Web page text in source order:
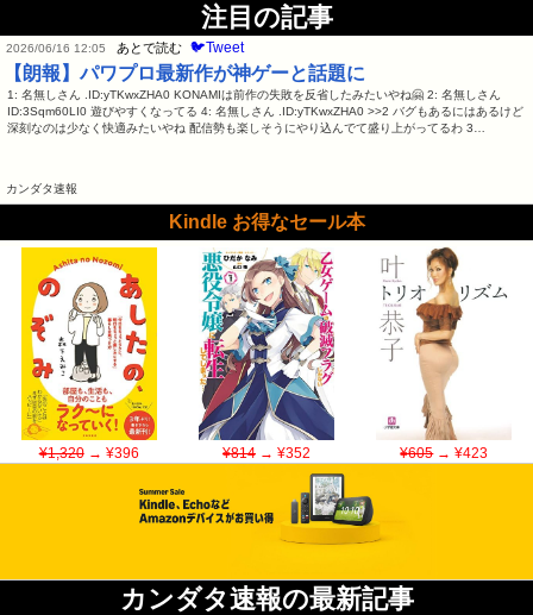
注目の記事
2026/06/16 12:05 あとで読む 🐦Tweet
【朗報】パワプロ最新作が神ゲーと話題に
1: 名無しさん .ID:yTKwxZHA0 KONAMIは前作の失敗を反省したみたいやね🤗 2: 名無しさん
ID:3Sqm60LI0 遊びやすくなってる 4: 名無しさん .ID:yTKwxZHA0 >>2 バグもあるにはあるけど
深刻なのは少なく快適みたいやね 配信勢も楽しそうにやり込んでて盛り上がってるわ 3…
カンダタ速報
Kindle お得なセール本
¥1,320→ ¥396 ¥814→ ¥352 ¥605→ ¥423
カンダタ速報の最新記事